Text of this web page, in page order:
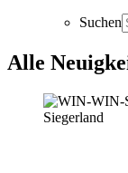
Suchen
Alle